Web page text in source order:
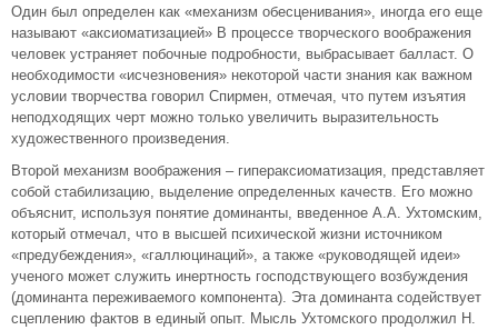
Один был определен как «механизм обесценивания», иногда его еще
называют «аксиоматизацией» В процессе творческого воображения
человек устраняет побочные подробности, выбрасывает балласт. О
необходимости «исчезновения» некоторой части знания как важном
условии творчества говорил Спирмен, отмечая, что путем изъятия
неподходящих черт можно только увеличить выразительность
художественного произведения.
Второй механизм воображения – гипераксиоматизация, представляет
собой стабилизацию, выделение определенных качеств. Его можно
объяснит, используя понятие доминанты, введенное А.А. Ухтомским,
который отмечал, что в высшей психической жизни источником
«предубеждения», «галлюцинаций», а также «руководящей идеи»
ученого может служить инертность господствующего возбуждения
(доминанта переживаемого компонента). Эта доминанта содействует
сцеплению фактов в единый опыт. Мысль Ухтомского продолжил Н.